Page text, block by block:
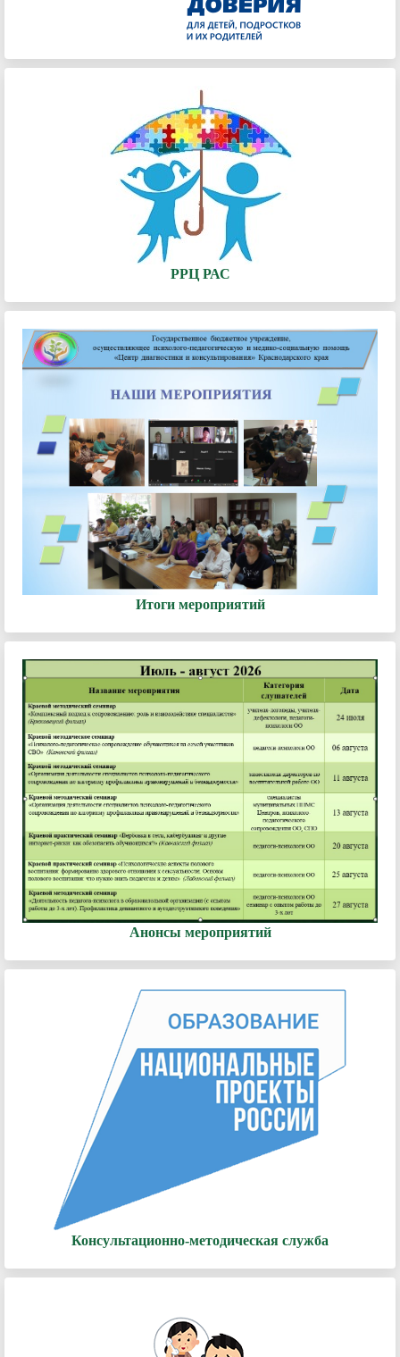
РРЦ РАС
Итоги мероприятий
Анонсы мероприятий
Консультационно-методическая служба